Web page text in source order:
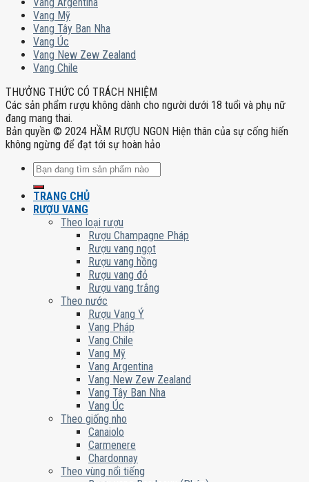
Vang Mỹ
Vang Tây Ban Nha
Vang Úc
Vang New Zew Zealand
Vang Chile
THƯỞNG THỨC CÓ TRÁCH NHIỆM
Các sản phẩm rượu không dành cho người dưới 18 tuổi và phụ nữ
đang mang thai.
Bản quyền © 2024 HẦM RƯỢU NGON Hiện thân của sự cống hiến
không ngừng để đạt tới sự hoàn hảo
Tìm
kiếm:
TRANG CHỦ
RƯỢU VANG
Theo loại rượu
Rượu Champagne Pháp
Rượu vang ngọt
Rượu vang hồng
Rượu vang đỏ
Rượu vang trắng
Theo nước
Rượu Vang Ý
Vang Pháp
Vang Chile
Vang Mỹ
Vang Argentina
Vang New Zew Zealand
Vang Tây Ban Nha
Vang Úc
Theo giống nho
Canaiolo
Carmenere
Chardonnay
Theo vùng nổi tiếng